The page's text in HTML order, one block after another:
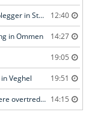
Brandweer in actie voor lekkende brandstofoplegger in Stroe 12:40
in Ommen 14:27
19:05
Veghel 19:51
Coffeeshop drie maanden gesloten na meerdere overtredingen in Leiden 14:15